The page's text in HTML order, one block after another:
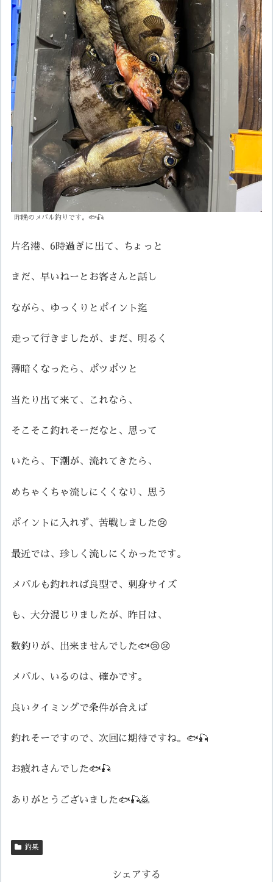
昨晩のメバル釣りです。🐟🎣
片名港、6時過ぎに出て、ちょっと
まだ、早いねーとお客さんと話し
ながら、ゆっくりとポイント迄
走って行きましたが、まだ、明るく
薄暗くなったら、ポツポツと
当たり出て来て、これなら、
そこそこ釣れそーだなと、思って
いたら、下潮が、流れてきたら、
めちゃくちゃ流しにくくなり、思う
ポイントに入れず、苦戦しました😢
最近では、珍しく流しにくかったです。
メバルも釣れれば良型で、刺身サイズ
も、大分混じりましたが、昨日は、
数釣りが、出来ませんでした🐟😢😢
メバル、いるのは、確かです。
良いタイミングで条件が合えば
釣れそーですので、次回に期待ですね。🐟🎣
お疲れさんでした🐟🎣
ありがとうございました🐟🎣🙇
釣果
シェアする